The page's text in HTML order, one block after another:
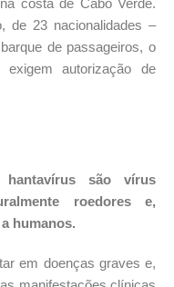
costa de Cabo Verde.
de 23 nacionalidades –
de passageiros, o
autorização de
são vírus
roedores e,
humanos.
em doenças graves e,